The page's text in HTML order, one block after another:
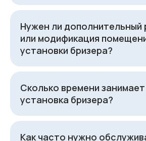
Нужен ли дополнительный
или модификация
установки бризера?
Сколько времени занимает
установка бризера?
Как часто нужно